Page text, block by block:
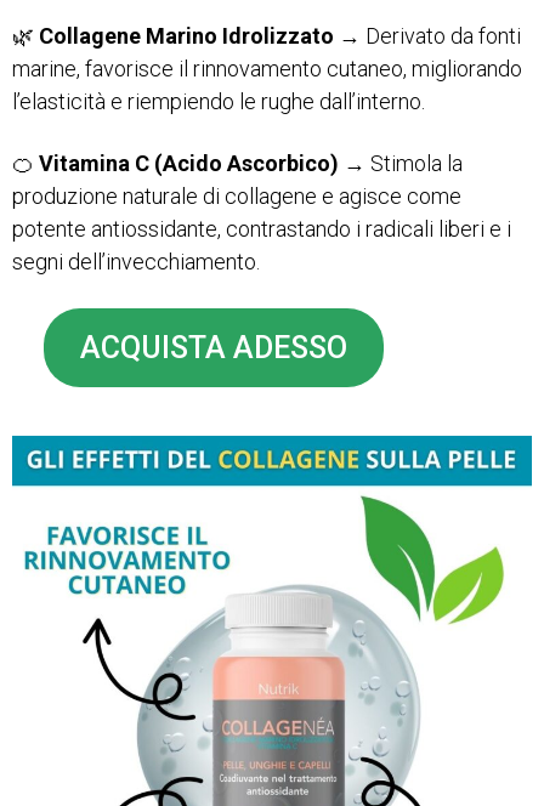
🌿 Collagene Marino Idrolizzato → Derivato da fonti
marine, favorisce il rinnovamento cutaneo, migliorando
l’elasticità e riempiendo le rughe dall’interno.
🍊 Vitamina C (Acido Ascorbico) → Stimola la
produzione naturale di collagene e agisce come
potente antiossidante, contrastando i radicali liberi e i
segni dell’invecchiamento.
ACQUISTA ADESSO